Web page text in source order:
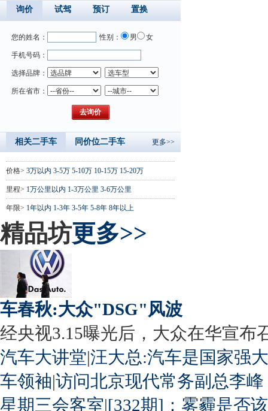
询价 试驾 预订 置换
您的姓名： 性别： 男 女
手机号码：
选择品牌：
所在省市：
相关二手车 同价位二手车 更多>>
价格> 3万以内 3-5万 5-10万 10-15万 15-20万
里程> 1万公里以内 1-3万公里 3-6万公里
年限> 1年以内 1-3年 3-5年 5-8年 8年以上
精品坊更多>>
车春秋:大众"DSG"风波
经央视3.15曝光后，大众在华宣布
汽车大讲堂|汪大总:汽车是国家强
车领袖|访问北京现代常务副总李峰
星期三会客室|[332期]：雾霾是否